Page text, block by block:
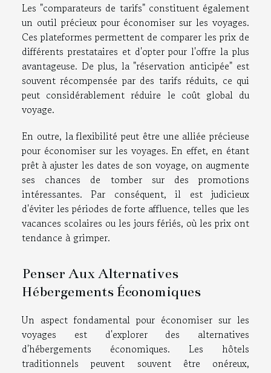
Les "comparateurs de tarifs" constituent également
un outil précieux pour économiser sur les voyages.
Ces plateformes permettent de comparer les prix de
différents prestataires et d'opter pour l'offre la plus
avantageuse. De plus, la "réservation anticipée" est
souvent récompensée par des tarifs réduits, ce qui
peut considérablement réduire le coût global du
voyage.
En outre, la flexibilité peut être une alliée précieuse
pour économiser sur les voyages. En effet, en étant
prêt à ajuster les dates de son voyage, on augmente
ses chances de tomber sur des promotions
intéressantes. Par conséquent, il est judicieux
d'éviter les périodes de forte affluence, telles que les
vacances scolaires ou les jours fériés, où les prix ont
tendance à grimper.
Penser Aux Alternatives
Hébergements Économiques
Un aspect fondamental pour économiser sur les
voyages est d'explorer des alternatives
d'hébergements économiques. Les hôtels
traditionnels peuvent souvent être onéreux,